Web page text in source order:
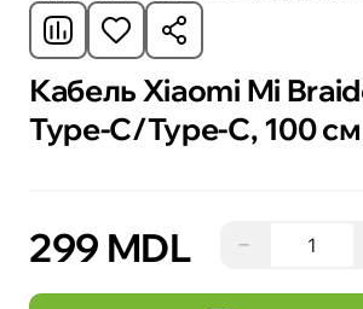
Кабель Xiaomi Mi
Type-C/Type-C, 100 см
299 MDL −